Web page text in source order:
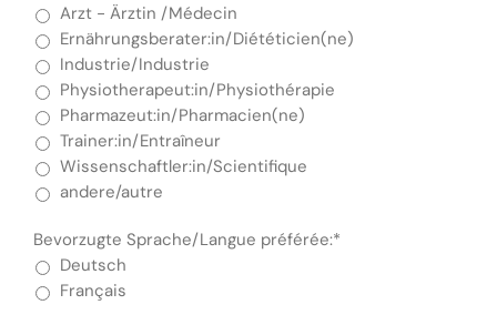
Arzt - Ärztin /Médecin
Ernährungsberater:in/Diététicien(ne)
Industrie/Industrie
Physiotherapeut:in/Physiothérapie
Pharmazeut:in/Pharmacien(ne)
Trainer:in/Entraîneur
Wissenschaftler:in/Scientifique
andere/autre
Bevorzugte Sprache/Langue préférée:*
Deutsch
Français